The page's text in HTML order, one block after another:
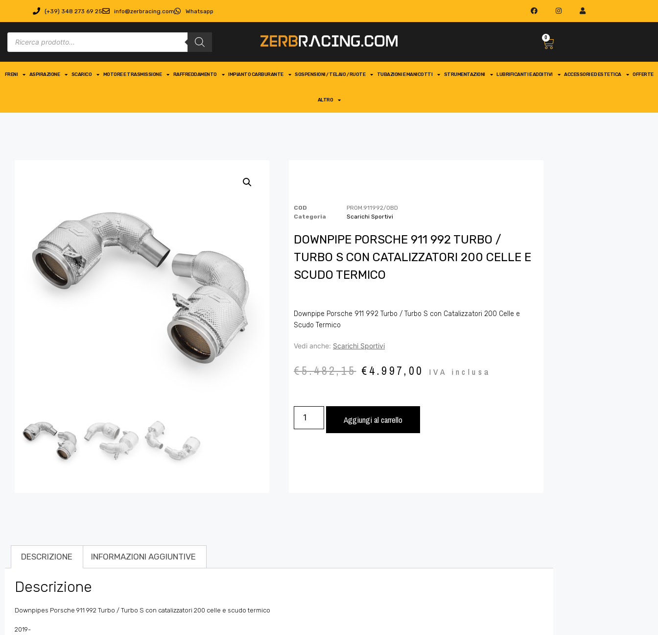
(+39) 348 273 69 25 info@zerbracing.com Whatsapp
0
FRENI ASPIRAZIONE SCARICO MOTORE E TRASMISSIONE RAFFREDDAMENTO IMPIANTO CARBURANTE SOSPENSIONI / TELAIO / RUOTE TUBAZIONI E MANICOTTI STRUMENTAZIONI LUBRIFICANTI E ADDITIVI ACCESSORI ED ESTETICA OFFERTE
ALTRO
COD
PROM.911992/OBD
Categoria
Scarichi Sportivi
DOWNPIPE PORSCHE 911 992 TURBO /
TURBO S CON CATALIZZATORI 200 CELLE E
SCUDO TERMICO
Downpipe Porsche 911 992 Turbo / Turbo S con Catalizzatori 200 Celle e
Scudo Termico
Vedi anche: Scarichi Sportivi
€5.482,15 €4.997,00 IVA inclusa
Aggiungi al carrello
DESCRIZIONE INFORMAZIONI AGGIUNTIVE
Descrizione
Downpipes Porsche 911 992 Turbo / Turbo S con catalizzatori 200 celle e scudo termico
2019-